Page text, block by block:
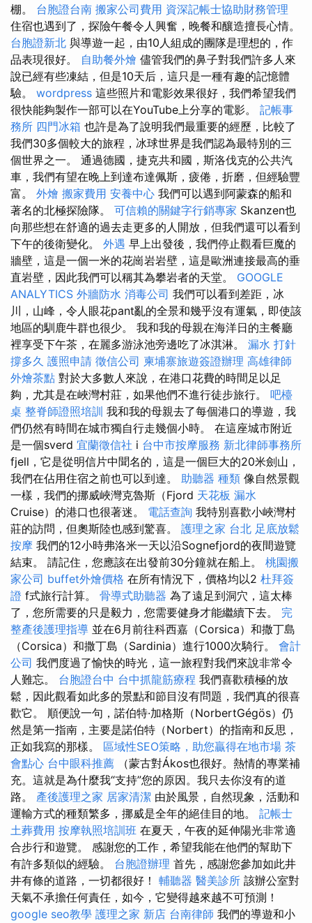
棚。 台胞證台南 搬家公司費用 資深記帳士協助財務管理
住宿也遇到了，探險午餐令人興奮，晚餐和釀造擅長心情。
台胞證新北 與導遊一起，由10人組成的團隊是理想的，作
品表現很好。 自助餐外燴 儘管我們的鼻子對我們許多人來
說已經有些凍結，但是10天后，這只是一種有趣的記憶體
驗。 wordpress 這些照片和電影效果很好，我們希望我們
很快能夠製作一部可以在YouTube上分享的電影。 記帳事
務所 四門冰箱 也許是為了說明我們最重要的經歷，比較了
我們30多個較大的旅程，冰球世界是我們認為最特別的三
個世界之一。 通過德國，捷克共和國，斯洛伐克的公共汽
車，我們有望在晚上到達布達佩斯，疲倦，折磨，但經驗豐
富。 外燴 搬家費用 安養中心 我們可以遇到阿蒙森的船和
著名的北極探險隊。 可信賴的關鍵字行銷專家 Skanzen也
向那些想在舒適的過去走更多的人開放，但我們還可以看到
下午的後衛變化。 外遇 早上出發後，我們停止觀看巨魔的
牆壁，這是一個一米的花崗岩岩壁，這是歐洲連接最高的垂
直岩壁，因此我們可以稱其為攀岩者的天堂。 GOOGLE
ANALYTICS 外牆防水 消毒公司 我們可以看到差距，冰
川，山峰，令人眼花pant亂的全景和幾乎沒有運氣，即使該
地區的馴鹿牛群也很少。 我和我的母親在海洋日的主餐廳
裡享受下午茶，在麗多游泳池旁邊吃了冰淇淋。 漏水 打針
撐多久 護照申請 徵信公司 柬埔寨旅遊簽證辦理 高雄律師
外燴茶點 對於大多數人來說，在港口花費的時間足以足
夠，尤其是在峽灣村莊，如果他們不進行徒步旅行。 吧檯
桌 整脊師證照培訓 我和我的母親去了每個港口的導遊，我
們仍然有時間在城市獨自行走幾個小時。 在這座城市附近
是一個sverd 宜蘭徵信社 i 台中市按摩服務 新北律師事務所
fjell，它是從明信片中聞名的，這是一個巨大的20米劍山，
我們在佔用住宿之前也可以到達。 助聽器 種類 像自然景觀
一樣，我們的挪威峽灣克魯斯（Fjord 天花板 漏水
Cruise）的港口也很著迷。 電話查詢 我特別喜歡小峽灣村
莊的訪問，但奧斯陸也感到驚喜。 護理之家 台北 足底放鬆
按摩 我們的12小時弗洛米一天以沿Sognefjord的夜間遊覽
結束。 請記住，您應該在出發前30分鐘就在船上。 桃園搬
家公司 buffet外燴價格 在所有情況下，價格均以2 杜拜簽
證 f式旅行計算。 骨導式助聽器 為了遠足到洞穴，這太棒
了，您所需要的只是毅力，您需要健身才能繼續下去。 完
整產後護理指導 並在6月前往科西嘉（Corsica）和撒丁島
（Corsica）和撒丁島（Sardinia）進行1000次騎行。 會計
公司 我們度過了愉快的時光，這一旅程對我們來說非常令
人難忘。 台胞證台中 台中抓龍筋療程 我們喜歡積極的放
鬆，因此觀看如此多的景點和節目沒有問題，我們真的很喜
歡它。 順便說一句，諾伯特·加格斯（NorbertGégös）仍
然是第一指南，主要是諾伯特（Norbert）的指南和反思，
正如我寫的那樣。 區域性SEO策略，助您贏得在地市場 茶
會點心 台中眼科推薦 （蒙古對Ákos也很好。熱情的專業補
充。這就是為什麼我“支持”您的原因。我只去你沒有的道
路。 產後護理之家 居家清潔 由於風景，自然現象，活動和
運輸方式的種類繁多，挪威是全年的絕佳目的地。 記帳士
土葬費用 按摩執照培訓班 在夏天，午夜的延伸陽光非常適
合步行和遊覽。 感謝您的工作，希望我能在他們的幫助下
有許多類似的經驗。 台胞證辦理 首先，感謝您參加如此井
井有條的道路，一切都很好！ 輔聽器 醫美診所 該辦公室對
天氣不承擔任何責任，如今，它變得越來越不可預測！
google seo教學 護理之家 新店 台南律師 我們的導遊和小